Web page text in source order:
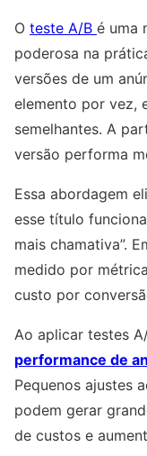
O teste A/B é uma
poderosa na
versões de um
elemento por vez,
semelhantes. A
versão performa
Essa abordagem
esse título
mais chamativa”.
medido por
custo por
Ao aplicar testes
performance de
Pequenos ajustes
podem gerar
de custos e